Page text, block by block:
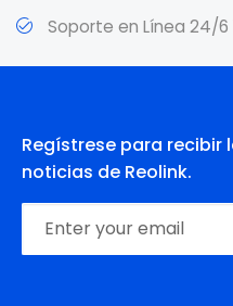
Soporte en Línea 24/6
Regístrese para recibir
noticias de Reolink.